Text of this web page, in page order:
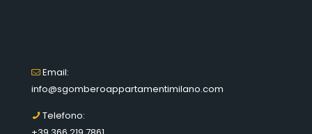
Email:
info@sgomberoappartamentimilano.com
Telefono: